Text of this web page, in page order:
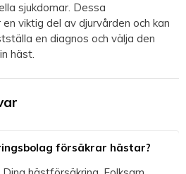
sjukdomar. Dessa
viktig del av djurvården och kan
en diagnos och välja den
häst.
försäkrar hästar?